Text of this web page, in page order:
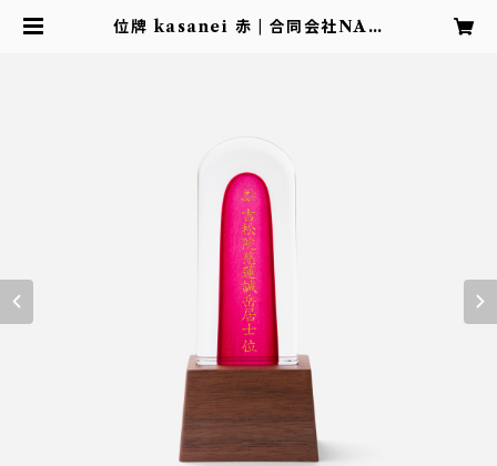
位牌 kasanei 赤 | 合同会社NAN